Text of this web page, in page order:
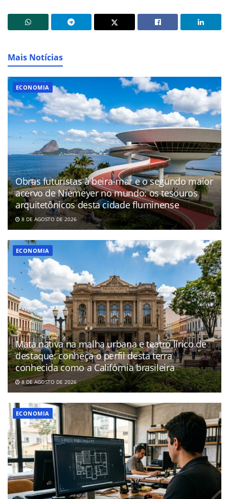
Mais Notícias
ECONOMIA
Obras futuristas à beira-mar e o segundo maior
acervo de Niemeyer no mundo: os tesouros
arquitetônicos desta cidade fluminense
8 DE AGOSTO DE 2026
ECONOMIA
Mata nativa na malha urbana e teatro lírico de
destaque: conheça o perfil desta terra
conhecida como a Califórnia brasileira
8 DE AGOSTO DE 2026
ECONOMIA